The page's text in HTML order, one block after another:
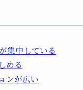
集中している
める
ンが広い